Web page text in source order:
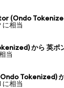
(Ondo
に相当
から 英ポ
当
Tokenized)
に相当